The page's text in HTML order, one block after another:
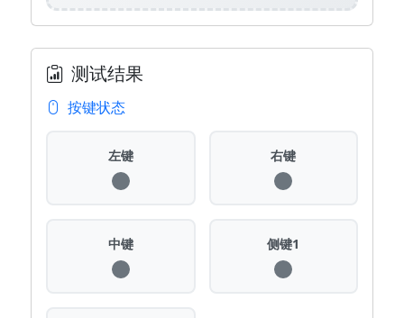
测试结果
按键状态
左键 右键
中键 侧键1